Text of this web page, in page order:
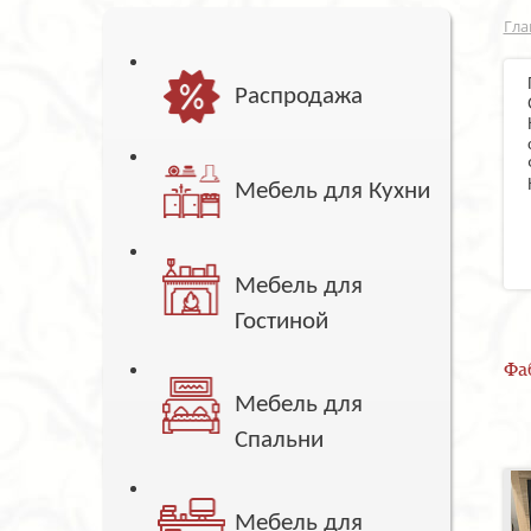
Распродажа
Мебель для Кухни
Мебель для
Гостиной
Мебель для
Спальни
Мебель для